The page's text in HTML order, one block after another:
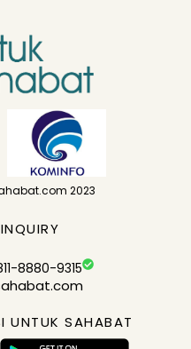
2023
8880-9315
UNTUK SAHABAT